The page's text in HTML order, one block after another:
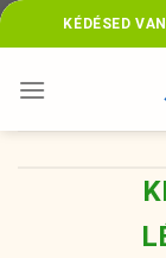
Skip
to
KÉDÉSED